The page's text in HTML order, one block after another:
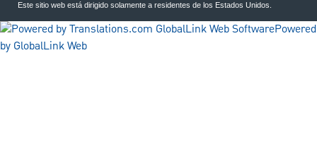
Este sitio web está dirigido solamente a residentes de los Estados Unidos.
Powered
by GlobalLink Web